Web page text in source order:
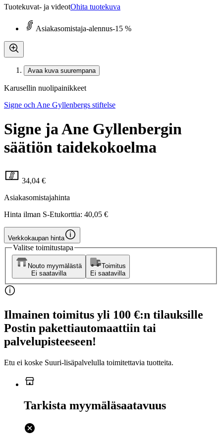
Tuotekuvat- ja videotOhita tuotekuva
Asiakasomistaja-alennus-15 %
Avaa kuva suurempana
Karusellin nuolipainikkeet
Signe och Ane Gyllenbergs stiftelse
Signe ja Ane Gyllenbergin
säätiön taidekokoelma
34,04 €
Asiakasomistajahinta
Hinta ilman S-Etukorttia: 40,05 €
Verkkokaupan hinta
Valitse toimitustapa
Nouto myymälästä
Ei saatavilla
Toimitus
Ei saatavilla
Ilmainen toimitus yli 100 €:n tilauksille
Postin pakettiautomaattiin tai
palvelupisteeseen!
Etu ei koske Suuri‑lisäpalvelulla toimitettavia tuotteita.
Tarkista myymäläsaatavuus